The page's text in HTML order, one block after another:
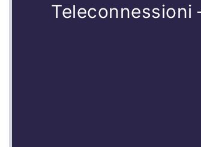
Teleconnessioni